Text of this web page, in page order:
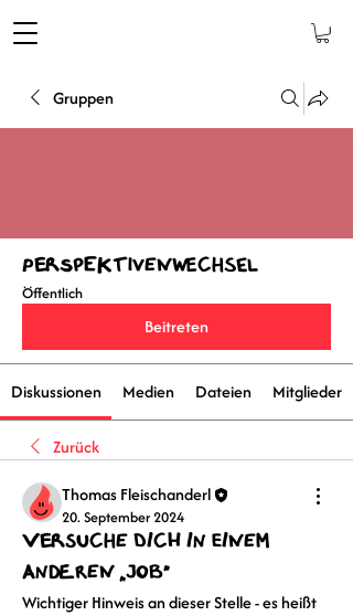
Gruppen
Perspektivenwechsel
Öffentlich
Beitreten
Diskussionen Medien Dateien Mitglieder
Zurück
Thomas Fleischanderl
20. September 2024
Versuche dich in einem
anderen „Job“
Wichtiger Hinweis an dieser Stelle - es heißt